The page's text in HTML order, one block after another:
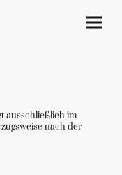
ausschließlich im
nach der